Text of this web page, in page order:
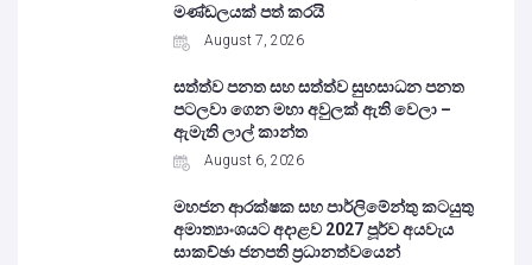
මණ්ඩලයක් පත් කරයි
August 7, 2026
සත්ත්ව පනත සහ සත්ත්ව සුභසාධන පනත
පටලවා ගෙන මහා අවුලක් ඇති වෙලා –
ඇමැති ලාල් කාන්ත
August 6, 2026
මහජන ආරක්ෂක සහ පාර්ලිමේන්තු කටයුතු
අමාත්‍යාංශයට අදාළව 2027 පූර්ව අයවැය
සාකච්ඡා ජනපති ප්‍රධානත්වයෙන්